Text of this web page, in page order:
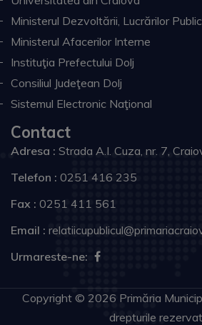
Ministerul Dezvoltării, Lucrărilor
Ministerul Afacerilor Interne
Instituţia Prefectului Dolj
Consiliul Judeţean Dolj
Sistemul Electronic Naţional
Contact
Adresa : Strada A.I. Cuza, nr. 7,
Telefon : 0251 416 235
Fax : 0251 411 561
Email :
Urmareste-ne:
Copyright © 2026 Primăria
drepturile